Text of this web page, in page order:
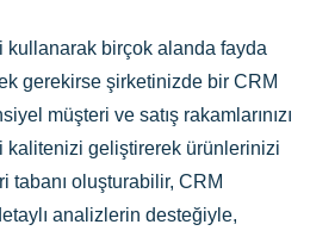
kullanarak birçok alanda fayda
gerekirse şirketinizde bir CRM
müşteri ve satış rakamlarınızı
kalitenizi geliştirerek ürünlerinizi
tabanı oluşturabilir, CRM
analizlerin desteğiyle,